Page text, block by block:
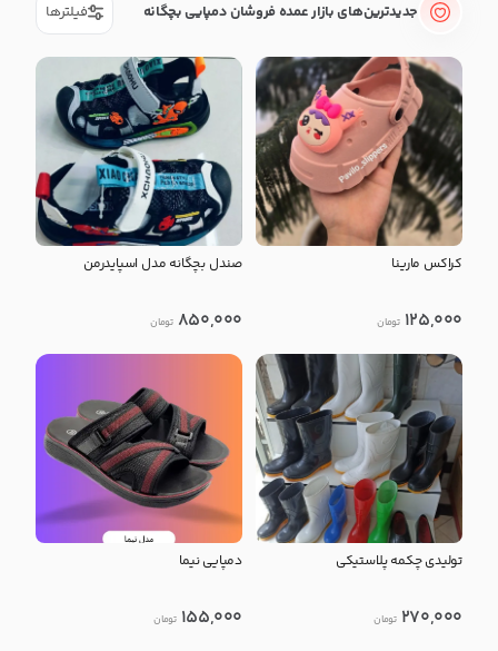
جدیدترین‌های بازار عمده فروشان دمپایی بچگانه فیلترها
کراکس مارینا
125,000 تومان
صندل بچگانه مدل اسپایدرمن
850,000 تومان
تولیدی چکمه پلاستیکی
270,000 تومان
دمپایی نیما
155,000 تومان